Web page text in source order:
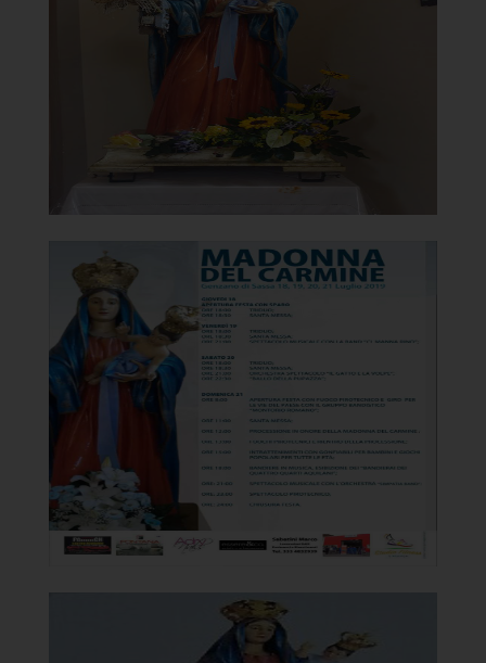
Statua Madonna del Carmine
Clicca per ingrandire
Chiesa della Madonna del
Carmine
Manifesto festeggiamenti 2019
[
Clicca per ingrandire
Chiesa della Madonna del